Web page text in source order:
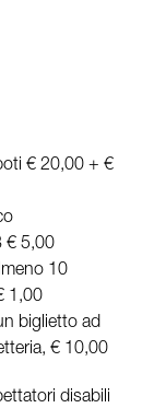
€ 20,00 + €
€ 5,00
10
1,00
biglietto ad
€ 10,00
disabili